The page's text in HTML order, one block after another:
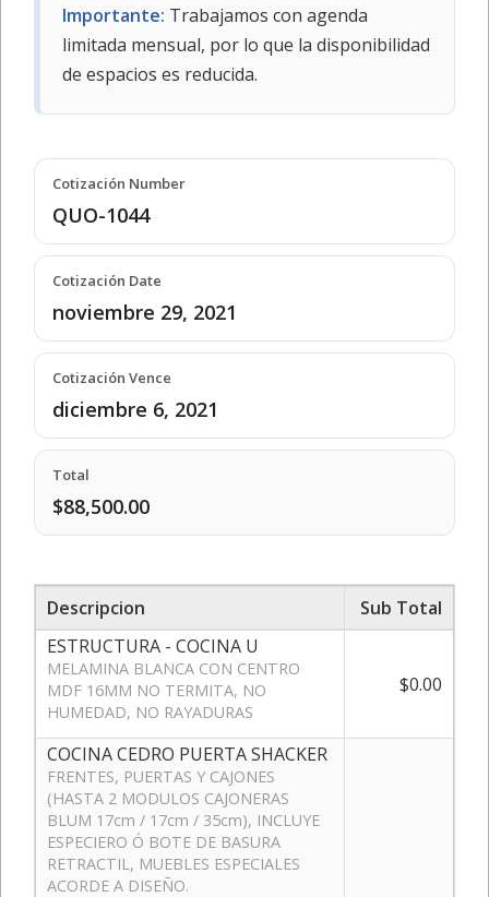
Importante: Trabajamos con agenda
limitada mensual, por lo que la disponibilidad
de espacios es reducida.
Cotización Number
QUO-1044
Cotización Date
noviembre 29, 2021
Cotización Vence
diciembre 6, 2021
Total
$88,500.00
Descripcion
Sub Total
ESTRUCTURA - COCINA U
MELAMINA BLANCA CON CENTRO
MDF 16MM NO TERMITA, NO
HUMEDAD, NO RAYADURAS
$0.00
COCINA CEDRO PUERTA SHACKER
FRENTES, PUERTAS Y CAJONES
(HASTA 2 MODULOS CAJONERAS
BLUM 17cm / 17cm / 35cm), INCLUYE
ESPECIERO Ó BOTE DE BASURA
RETRACTIL, MUEBLES ESPECIALES
ACORDE A DISEÑO.